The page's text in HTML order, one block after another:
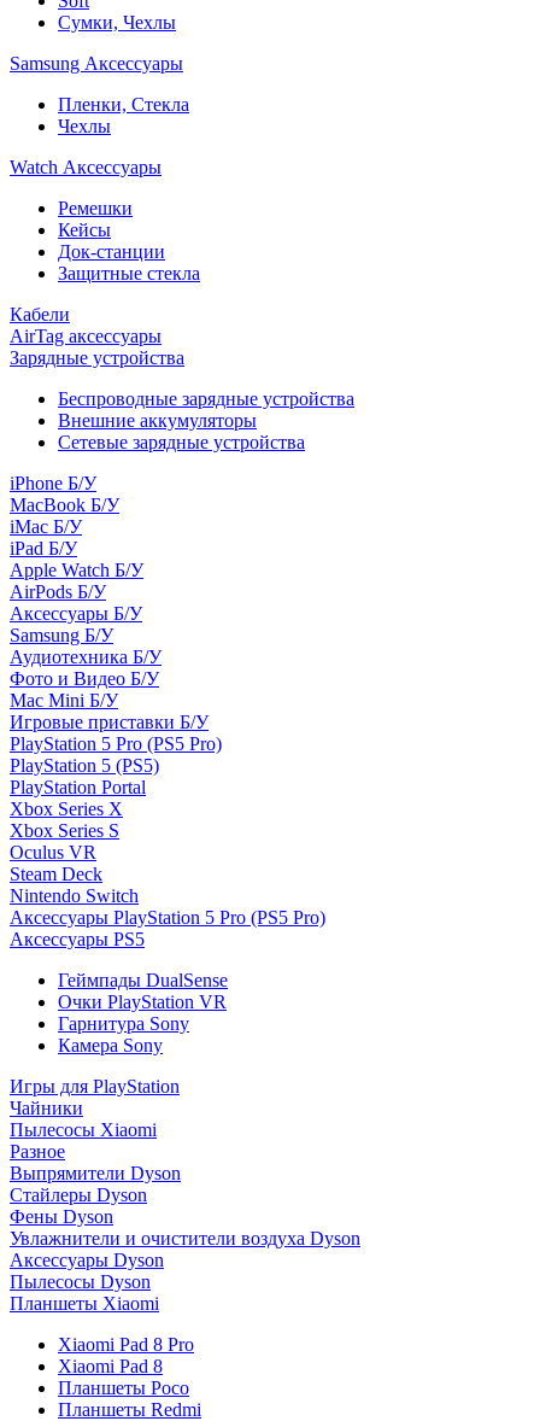
Сумки, Чехлы
Samsung Аксессуары
Пленки, Стекла
Чехлы
Watch Аксессуары
Ремешки
Кейсы
Док-станции
Защитные стекла
Кабели
AirTag аксессуары
Зарядные устройства
Беспроводные зарядные устройства
Внешние аккумуляторы
Сетевые зарядные устройства
iPhone Б/У
MacBook Б/У
iMac Б/У
iPad Б/У
Apple Watch Б/У
AirPods Б/У
Аксессуары Б/У
Samsung Б/У
Аудиотехника Б/У
Фото и Видео Б/У
Mac Mini Б/У
Игровые приставки Б/У
PlayStation 5 Pro (PS5 Pro)
PlayStation 5 (PS5)
PlayStation Portal
Xbox Series X
Xbox Series S
Oculus VR
Steam Deck
Nintendo Switch
Аксессуары PlayStation 5 Pro (PS5 Pro)
Аксессуары PS5
Геймпады DualSense
Очки PlayStation VR
Гарнитура Sony
Камера Sony
Игры для PlayStation
Чайники
Пылесосы Xiaomi
Разное
Выпрямители Dyson
Стайлеры Dyson
Фены Dyson
Увлажнители и очистители воздуха Dyson
Аксессуары Dyson
Пылесосы Dyson
Планшеты Xiaomi
Xiaomi Pad 8 Pro
Xiaomi Pad 8
Планшеты Poco
Планшеты Redmi